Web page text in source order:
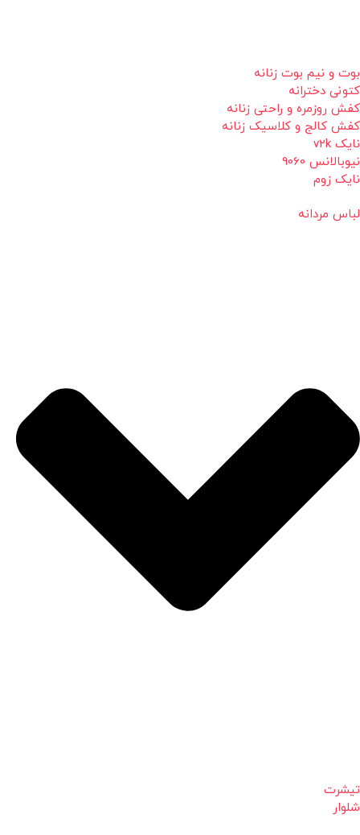
بوت و نیم بوت زنانه
کتونی دخترانه
کفش روزمره و راحتی زنانه
کفش کالج و کلاسیک زنانه
نایک v2k
نیوبالانس 9060
نایک زوم
لباس مردانه
تیشرت
شلوار